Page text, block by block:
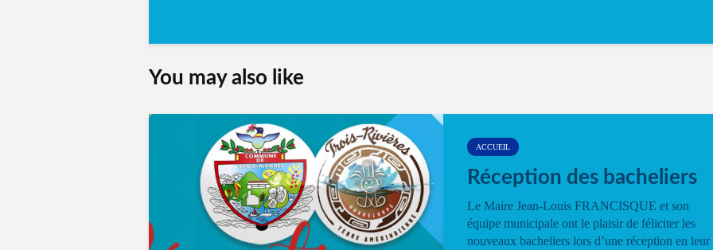
You may also like
ACCUEIL
Réception des bacheliers
Le Maire Jean-Louis FRANCISQUE et son
équipe municipale ont le plaisir de féliciter les
nouveaux bacheliers lors d’une réception en leur